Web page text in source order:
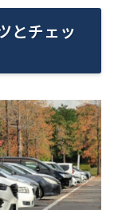
とチェッ